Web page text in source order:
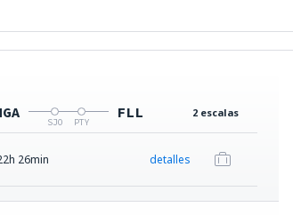
SJO PTY
FLL 2 escalas
26min detalles